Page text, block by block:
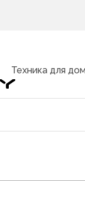
Техника для